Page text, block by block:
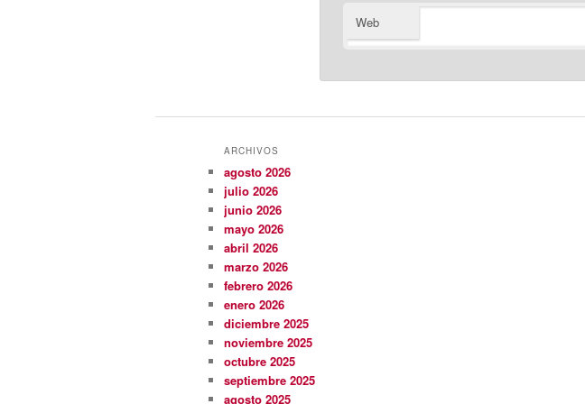
Web
ARCHIVOS
agosto 2026
julio 2026
junio 2026
mayo 2026
abril 2026
marzo 2026
febrero 2026
enero 2026
diciembre 2025
noviembre 2025
octubre 2025
septiembre 2025
agosto 2025